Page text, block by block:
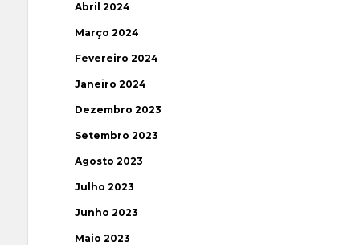
Abril 2024
Março 2024
Fevereiro 2024
Janeiro 2024
Dezembro 2023
Setembro 2023
Agosto 2023
Julho 2023
Junho 2023
Maio 2023